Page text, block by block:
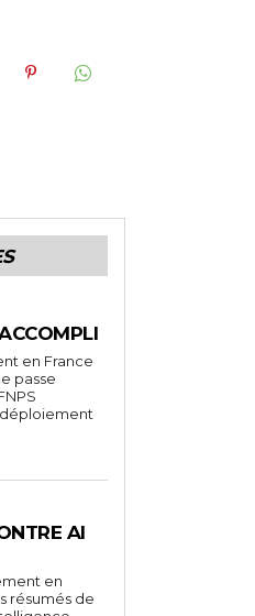
en France
passe
AI
en
résumés de